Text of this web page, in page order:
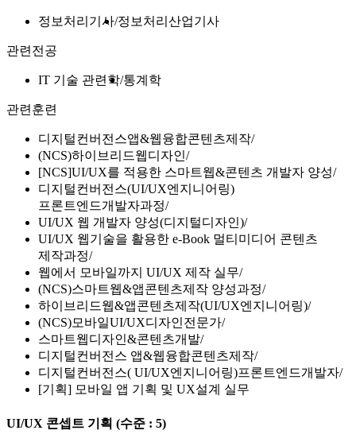
정보처리기사 정보처리산업기사
관련전공
IT 기술 관련학 통계학
관련훈련
디지털컨버전스앱&웹융합콘텐츠제작
(NCS)하이브리드웹디자인
[NCS]UI/UX를 적용한 스마트웹&콘텐츠 개발자 양성
디지털컨버전스(UI/UX엔지니어링)
프론트엔드개발자과정
UI/UX 웹 개발자 양성(디지털디자인)
UI/UX 웹기술을 활용한 e-Book 멀티미디어 콘텐츠
제작과정
웹에서 모바일까지 UI/UX 제작 실무
(NCS)스마트웹&앱콘텐츠제작 양성과정
하이브리드웹&앱콘텐츠제작(UI/UX엔지니어링)
(NCS)모바일UI/UX디자인전문가
스마트웹디자인&콘텐츠개발
디지털컨버전스 앱&웹융합콘텐츠제작
디지털컨버전스( UI/UX엔지니어링)프론트엔드개발자
[기획] 모바일 앱 기획 및 UX설계 실무
UI/UX 콘셉트 기획 (수준 : 5)